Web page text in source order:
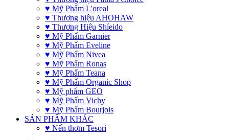
♥ Mỹ Phẩm L'oreal
♥ Thương hiệu AHOHAW
♥ Thương Hiệu Shíeido
♥ Mỹ Phẩm Garnier
♥ Mỹ Phẩm Eveline
♥ Mỹ Phẩm Nivea
♥ Mỹ Phẩm Ronas
♥ Mỹ Phẩm Teana
♥ Mỹ Phẩm Organic Shop
♥ Mỹ phẩm GEO
♥ Mỹ Phẩm Vichy
♥ Mỹ Phẩm Bourjois
SẢN PHẨM KHÁC
♥ Nến thơm Tesori